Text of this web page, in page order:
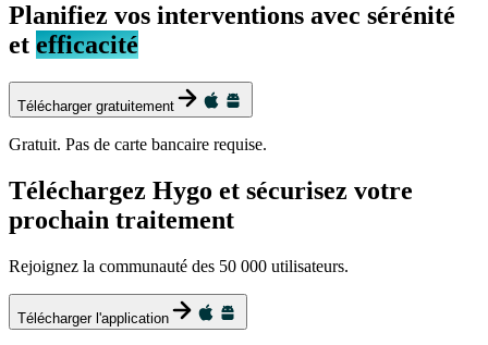
Planifiez vos interventions avec sérénité
et efficacité
Télécharger gratuitement
Gratuit. Pas de carte bancaire requise.
Téléchargez Hygo et sécurisez votre
prochain traitement
Rejoignez la communauté des 50 000 utilisateurs.
Télécharger l'application